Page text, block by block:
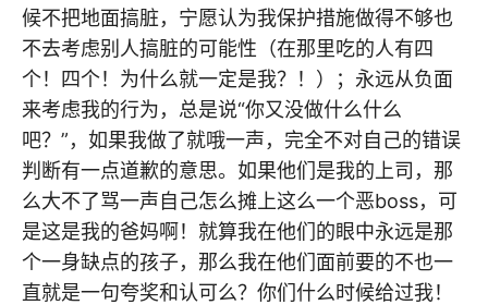
候不把地面搞脏，宁愿认为我保护措施做得不够也
不去考虑别人搞脏的可能性（在那里吃的人有四
个！四个！为什么就一定是我？！）；永远从负面
来考虑我的行为，总是说“你又没做什么什么
吧？”，如果我做了就哦一声，完全不对自己的错误
判断有一点道歉的意思。如果他们是我的上司，那
么大不了骂一声自己怎么摊上这么一个恶boss，可
是这是我的爸妈啊！就算我在他们的眼中永远是那
个一身缺点的孩子，那么我在他们面前要的不也一
直就是一句夸奖和认可么？你们什么时候给过我！